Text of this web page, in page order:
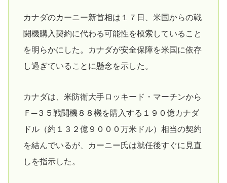
カナダのカーニー新首相は１７日、米国からの戦
闘機購入契約に代わる可能性を模索していること
を明らかにした。カナダが安全保障を米国に依存
し過ぎていることに懸念を示した。
カナダは、米防衛大手ロッキード・マーチンから
Ｆ─３５戦闘機８８機を購入する１９０億カナダ
ドル（約１３２億９０００万米ドル）相当の契約
を結んでいるが、カーニー氏は就任後すぐに見直
しを指示した。